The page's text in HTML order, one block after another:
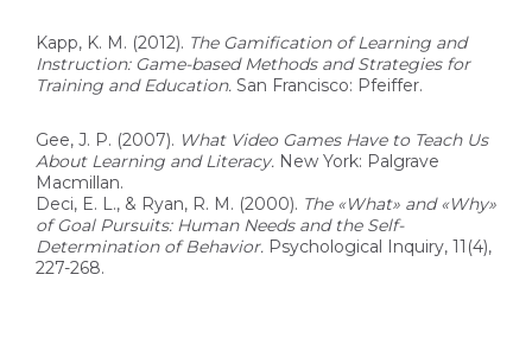
Kapp, K. M. (2012). The Gamification of Learning and
Instruction: Game-based Methods and Strategies for
Training and Education. San Francisco: Pfeiffer.
Gee, J. P. (2007). What Video Games Have to Teach Us
About Learning and Literacy. New York: Palgrave
Macmillan.
Deci, E. L., & Ryan, R. M. (2000). The «What» and «Why»
of Goal Pursuits: Human Needs and the Self-
Determination of Behavior. Psychological Inquiry, 11(4),
227-268.